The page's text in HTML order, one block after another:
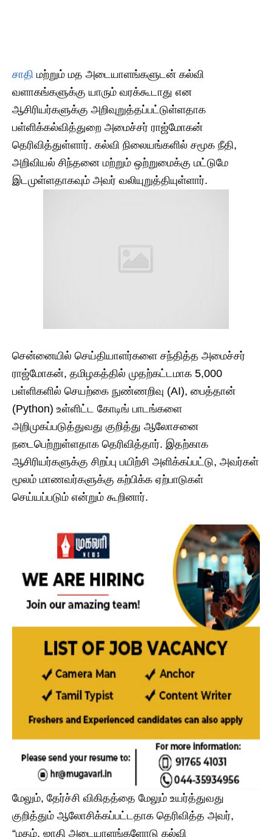
சாதி மற்றும் மத அடையாளங்களுடன் கல்வி
வளாகங்களுக்கு யாரும் வரக்கூடாது என
ஆசிரியர்களுக்கு அறிவுறுத்தப்பட்டுள்ளதாக
பள்ளிக்கல்வித்துறை அமைச்சர் ராஜ்மோகன்
தெரிவித்துள்ளார். கல்வி நிலையங்களில் சமூக நீதி,
அறிவியல் சிந்தனை மற்றும் ஒற்றுமைக்கு மட்டுமே
இடமுள்ளதாகவும் அவர் வலியுறுத்தியுள்ளார்.
சென்னையில் செய்தியாளர்களை சந்தித்த அமைச்சர்
ராஜ்மோகன், தமிழகத்தில் முதற்கட்டமாக 5,000
பள்ளிகளில் செயற்கை நுண்ணறிவு (AI), பைத்தான்
(Python) உள்ளிட்ட கோடிங் பாடங்களை
அறிமுகப்படுத்துவது குறித்து ஆலோசனை
நடைபெற்றுள்ளதாக தெரிவித்தார். இதற்காக
ஆசிரியர்களுக்கு சிறப்பு பயிற்சி அளிக்கப்பட்டு, அவர்கள்
மூலம் மாணவர்களுக்கு கற்பிக்க ஏற்பாடுகள்
செய்யப்படும் என்றும் கூறினார்.
மேலும், தேர்ச்சி விகிதத்தை மேலும் உயர்த்துவது
குறித்தும் ஆலோசிக்கப்பட்டதாக தெரிவித்த அவர்,
“மதம், ஜாதி அடையாளங்களோடு கல்வி